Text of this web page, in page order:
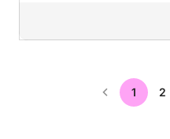
1 2